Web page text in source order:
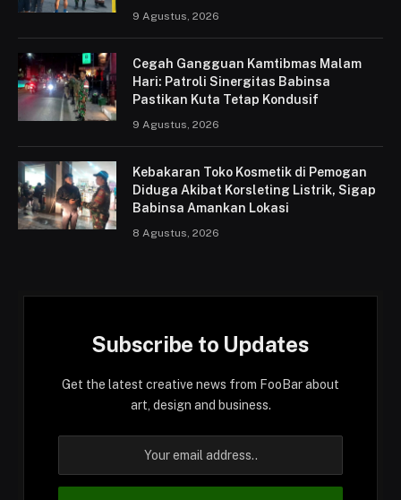
9 Agustus, 2026
Cegah Gangguan Kamtibmas Malam
Hari: Patroli Sinergitas Babinsa
Pastikan Kuta Tetap Kondusif
9 Agustus, 2026
Kebakaran Toko Kosmetik di Pemogan
Diduga Akibat Korsleting Listrik, Sigap
Babinsa Amankan Lokasi
8 Agustus, 2026
Subscribe to Updates
Get the latest creative news from FooBar about
art, design and business.